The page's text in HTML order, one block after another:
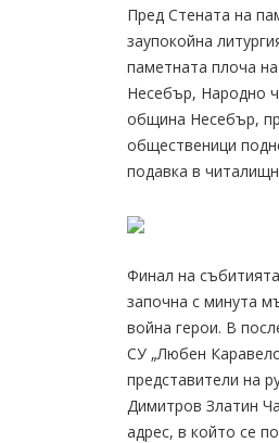
Пред Стената на
заупокойна
паметната плоча
Несебър, Народно
община Несебър,
общественици
подавка в
Финал на
започна с минута
война герои. В
СУ „Любен
представители на
Димитров Златин
адрес, в който се